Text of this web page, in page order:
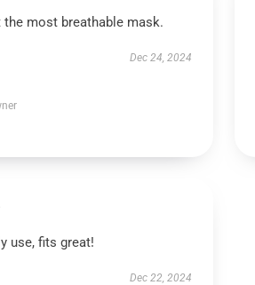
most breathable mask.
Dec 24, 2024
use, fits great!
Dec 22, 2024